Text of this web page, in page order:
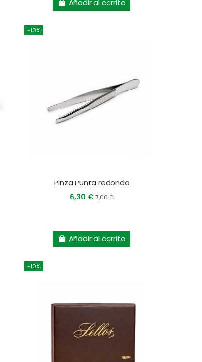
Añadir al carrito
-10%
Pinza Punta redonda
6,30 €7,00 €
Añadir al carrito
-10%